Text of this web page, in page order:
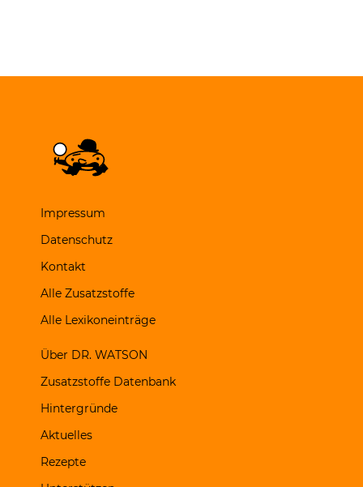
Impressum
Datenschutz
Kontakt
Alle Zusatzstoffe
Alle Lexikoneinträge
Über DR. WATSON
Zusatzstoffe Datenbank
Hintergründe
Aktuelles
Rezepte